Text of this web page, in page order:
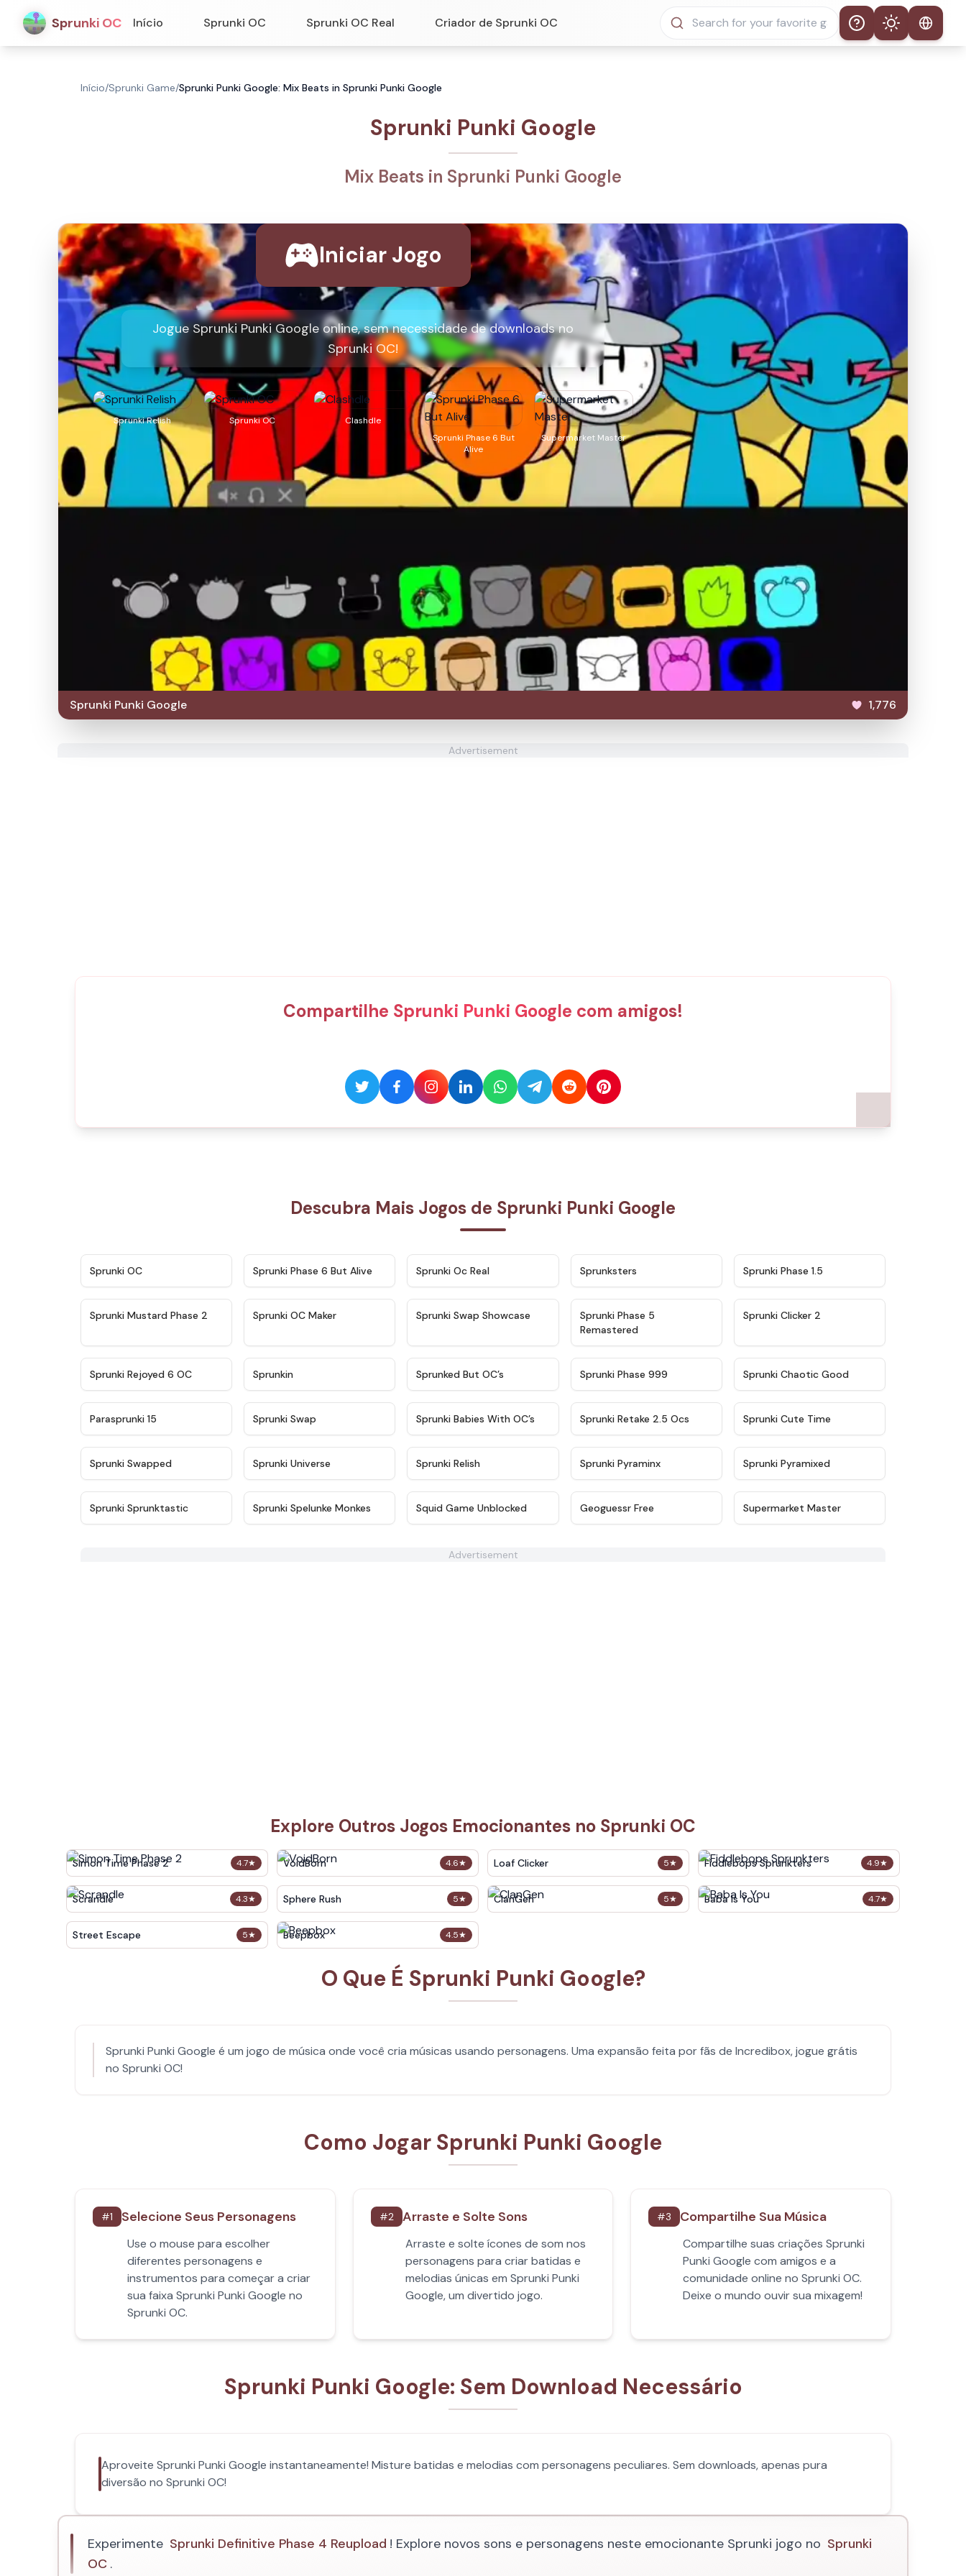
Sprunki OC Início Sprunki OC Sprunki OC Real Criador de Sprunki OC Help Theme
Início/Sprunki Game/Sprunki Punki Google: Mix Beats in Sprunki Punki Google
Sprunki Punki Google
Mix Beats in Sprunki Punki Google
Iniciar Jogo
Jogue Sprunki Punki Google online, sem necessidade de downloads no
Sprunki OC!
Sprunki Relish Sprunki OC
Clashdle
Sprunki Phase 6 But
Alive
Supermarket Master
Sprunki Punki Google 1,776
Advertisement
Compartilhe Sprunki Punki Google com amigos!
Descubra Mais Jogos de Sprunki Punki Google
Sprunki OC ★ 4.9
Sprunki Phase 6 But Alive Sprunki Oc Real Sprunksters Sprunki Phase 1.5
★ 4.4
Sprunki Mustard Phase 2 Sprunki OC Maker ★ 4.6
Sprunki Swap Showcase
Sprunki Phase 5
Remastered
Sprunki Clicker 2
★
Sprunki Rejoyed 6 OC Sprunkin Sprunked But OC’s Sprunki Phase 999 ★
Sprunki Chaotic Good
Parasprunki 15 Sprunki Swap ★ 4.8
Sprunki Babies With OC’s ★
Sprunki Retake 2.5 Ocs Sprunki Cute Time
Sprunki Swapped Sprunki Universe Sprunki Relish Sprunki Pyraminx Sprunki Pyramixed
Sprunki Sprunktastic ★ 4.9
Sprunki Spelunke Monkes ★
Squid Game Unblocked Geoguessr Free Supermarket Master
Advertisement
Explore Outros Jogos Emocionantes no Sprunki OC
4.7★
Simon Time Phase 2 4.6★
VoidBorn 5★
Loaf Clicker 4.9★
Fiddlebops Sprunkters
4.3★
Scrandle 5★
Sphere Rush 5★
ClanGen 4.7★
Baba Is You
5★
Street Escape 4.5★
Beepbox
O Que É Sprunki Punki Google?
Sprunki Punki Google é um jogo de música onde você cria músicas usando personagens. Uma expansão feita por fãs de Incredibox, jogue grátis
no Sprunki OC!
Como Jogar Sprunki Punki Google
#1 Selecione Seus Personagens
Use o mouse para escolher
diferentes personagens e
instrumentos para começar a criar
sua faixa Sprunki Punki Google no
Sprunki OC.
#2 Arraste e Solte Sons
Arraste e solte ícones de som nos
personagens para criar batidas e
melodias únicas em Sprunki Punki
Google, um divertido jogo.
#3 Compartilhe Sua Música
Compartilhe suas criações Sprunki
Punki Google com amigos e a
comunidade online no Sprunki OC.
Deixe o mundo ouvir sua mixagem!
Sprunki Punki Google: Sem Download Necessário
Aproveite Sprunki Punki Google instantaneamente! Misture batidas e melodias com personagens peculiares. Sem downloads, apenas pura
diversão no Sprunki OC!
Experimente Sprunki Definitive Phase 4 Reupload ! Explore novos sons e personagens neste emocionante Sprunki jogo no Sprunki
OC .